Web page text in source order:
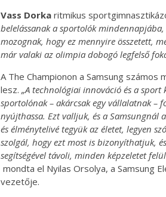
Vass Dorka ritmikus
belelássanak a sportolók
mozognak, hogy ez mennyire összetett,
már valaki az olimpia dobogó legfelső
A The Championon a Samsung
lesz. „A technológiai innováció és a
sportolónak – akárcsak egy vállalatnak
nyújthassa. Ezt valljuk, és a
és élménytelivé tegyük az életet, legyen
szolgál, hogy ezt most is bizonyíthatjuk,
segítségével távoli, minden képzeletet
mondta el Nyilas Orsolya, a Samsung
vezetője.